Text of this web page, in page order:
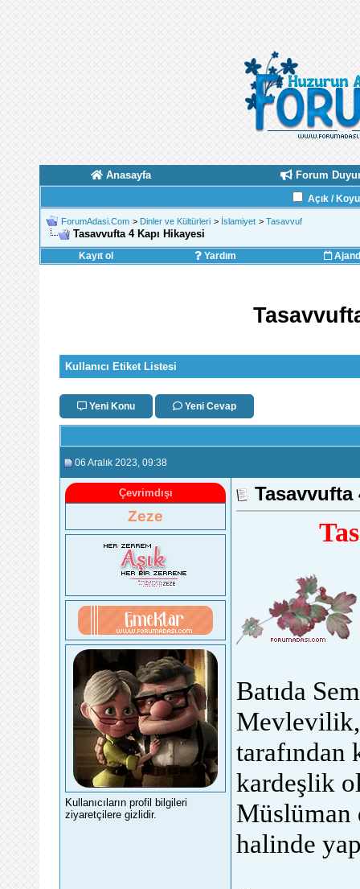
Anasayfa Forum
Açık /
ForumAdasi.Com > Dinler ve Kültürleri > İslamiyet > Tasavvuf
Tasavvufta 4 Kapı Hikayesi
Kayıt ol Yardım
Kullanıcı Etiket Listesi
Yeni Konu Yeni Cevap
06 Aralık 2023 , 09:38
Çevrimdışı
Zeze
Kullanıcıların profil bilgileri
ziyaretçilere gizlidir.
Tasavvufta
Batıda
kardeşlik
Müslüman
halinde